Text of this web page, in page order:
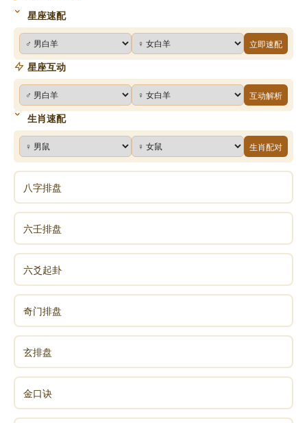
星座速配
立即速配
星座互动
互动解析
生肖速配
生肖配对
八字排盘
六壬排盘
六爻起卦
奇门排盘
玄排盘
金口诀